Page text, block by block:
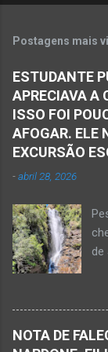
Postagens mais
ESTUDANTE
APRECIAVA A
ISSO FOI
AFOGAR. ELE
EXCURSÃO
-abril 28, 2026
de
NOTA DE